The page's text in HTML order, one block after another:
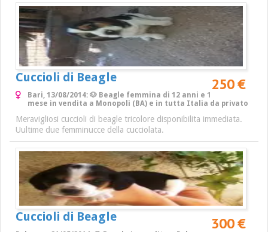
Cuccioli di Beagle 250 €
Bari, 13/08/2014: 🐶 Beagle femmina di 12 anni e 1
mese in vendita a Monopoli (BA) e in tutta Italia da privato
Meravigliosi cuccioli di beagle tricolore disponibilita immediata.
Uultime due femminucce della cucciolata.
Cuccioli di Beagle 300 €